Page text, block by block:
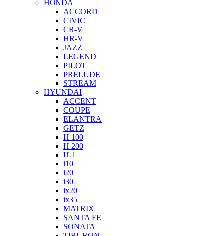
HONDA
ACCORD
CIVIC
CR-V
HR-V
JAZZ
LEGEND
PILOT
PRELUDE
STREAM
HYUNDAI
ACCENT
COUPE
ELANTRA
GETZ
H 100
H 200
H-1
i10
i20
i30
ix20
ix35
MATRIX
SANTA FE
SONATA